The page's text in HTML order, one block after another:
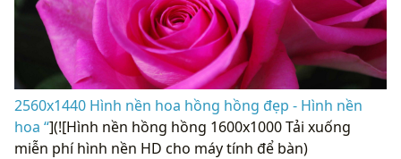
2560x1440 Hình nền hoa hồng hồng đẹp - Hình nền
hoa “](![Hình nền hồng hồng 1600x1000 Tải xuống
miễn phí hình nền HD cho máy tính để bàn)